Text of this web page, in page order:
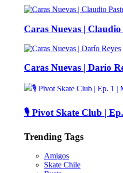
Caras Nuevas |
Caras Nuevas | Darío
🎙️ Pivot Skate Club |
Trending Tags
Amigos
Skate Chile